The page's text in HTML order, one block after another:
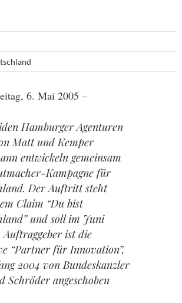
6. Mai 2005 –
Hamburger Agenturen
Matt und Kemper
entwickeln gemeinsam
Kampagne für
Der Auftritt steht
Claim “Du bist
und soll im Juni
Auftraggeber ist die
“Partner für Innovation”,
2004 von Bundeskanzler
Schröder angeschoben